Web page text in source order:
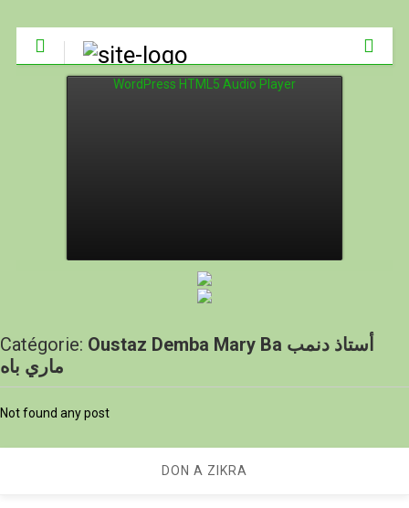
WordPress HTML5 Audio Player
Catégorie: Oustaz Demba Mary Ba ‏أستاذ دنمب
ماري باه
Not found any post
DON A ZIKRA